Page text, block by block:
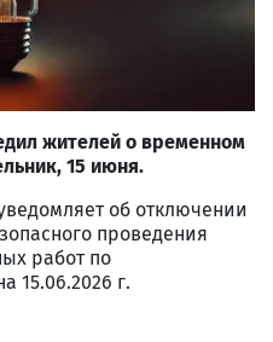
жителей о временном
15 июня.
об отключении
проведения
работ по
15.06.2026 г.